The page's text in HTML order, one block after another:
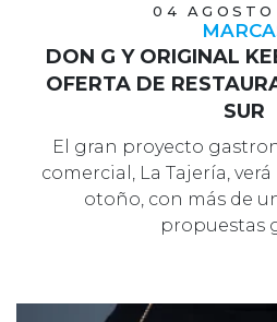
04
DON G Y ORIGINAL
OFERTA DE
SUR
El gran proyecto
comercial, La Tajería,
otoño, con más de
propuestas